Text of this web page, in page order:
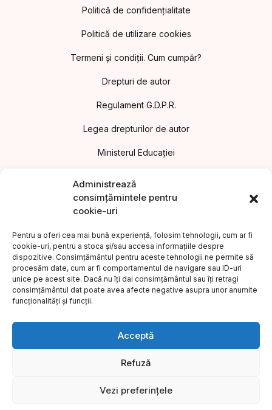
Administrează
consimțămintele pentru
cookie-uri
Pentru a oferi cea mai bună experiență, folosim tehnologii, cum ar fi
cookie-uri, pentru a stoca și/sau accesa informațiile despre
dispozitive. Consimțământul pentru aceste tehnologii ne permite să
procesăm date, cum ar fi comportamentul de navigare sau ID-uri
unice pe acest site. Dacă nu îți dai consimțământul sau îți retragi
consimțământul dat poate avea afecte negative asupra unor anumite
funcționalități și funcții.
Acceptă
Refuză
Vezi preferințele
Politică de confidențialitate
Politică de utilizare cookies
Termeni și condiții. Cum cumpăr?
Drepturi de autor
Regulament G.D.P.R.
Legea drepturilor de autor
Ministerul Educației
Uniunea Editorilor din România
Institutul Cultural Român
Legea nr.186/2003 privind promovarea culturii scrise
Protecția consumatorilor A.N.P.C.
©2023 Editura COMPER. Toate drepturile rezervate.